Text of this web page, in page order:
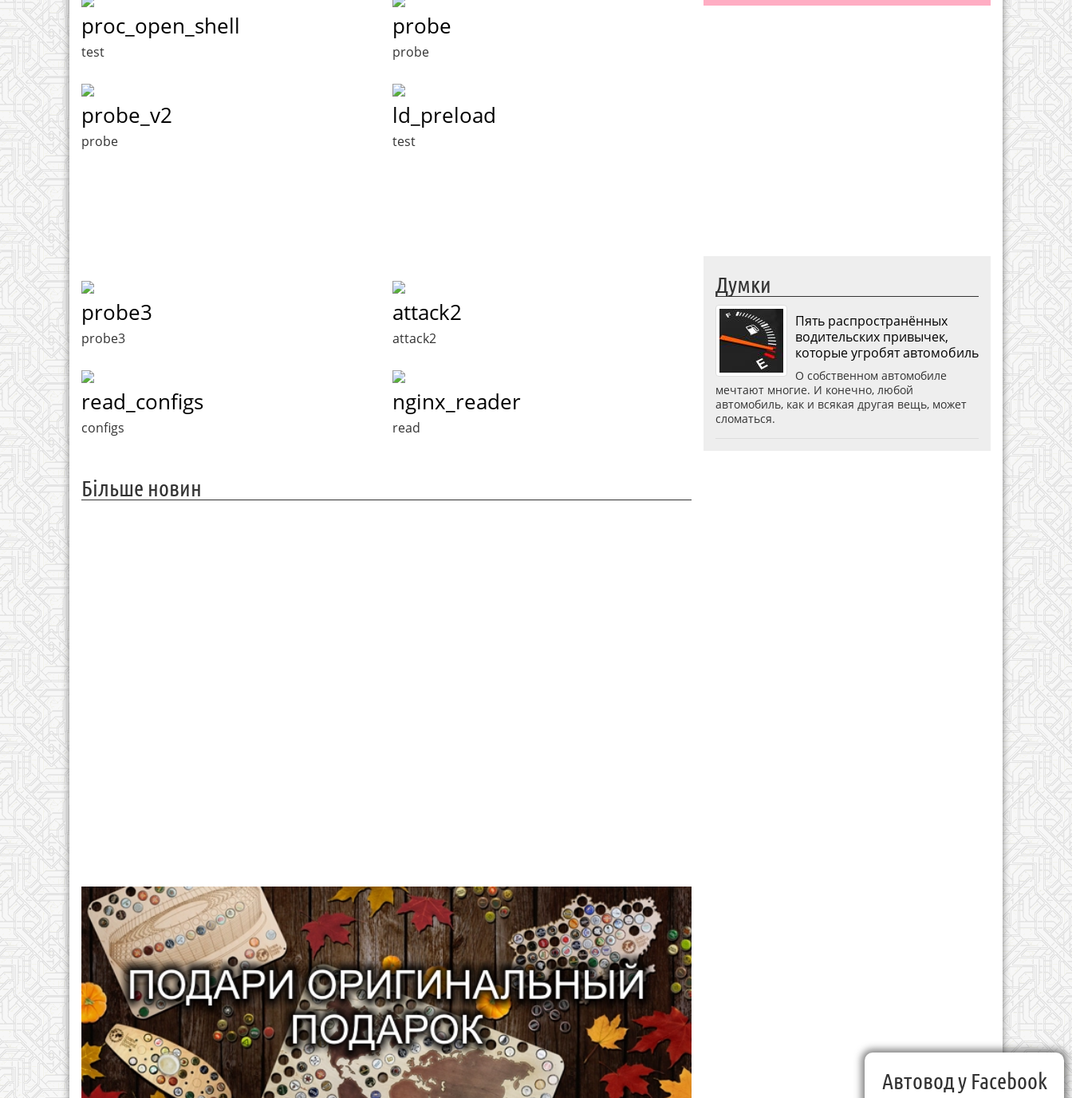
proc_open_shell
test
probe
probe
probe_v2
probe
ld_preload
test
probe3
probe3
attack2
attack2
read_configs
configs
nginx_reader
read
Більше новин
Думки
Пять распространённых
водительских привычек,
которые угробят автомобиль
О собственном автомобиле
мечтают многие. И конечно, любой
автомобиль, как и всякая другая вещь, может
сломаться.
Автовод у Facebook